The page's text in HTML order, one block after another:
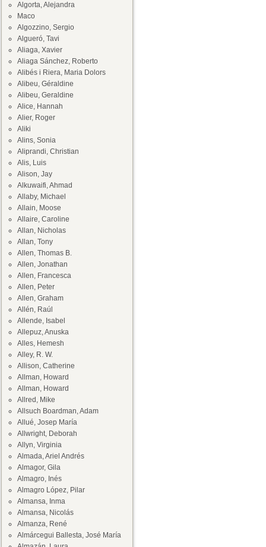
Algorta, Alejandra
Maco
Algozzino, Sergio
Algueró, Tavi
Aliaga, Xavier
Aliaga Sánchez, Roberto
Alibés i Riera, Maria Dolors
Alibeu, Géraldine
Alibeu, Geraldine
Alice, Hannah
Alier, Roger
Aliki
Alins, Sonia
Aliprandi, Christian
Alis, Luis
Alison, Jay
Alkuwaifi, Ahmad
Allaby, Michael
Allain, Moose
Allaire, Caroline
Allan, Nicholas
Allan, Tony
Allen, Thomas B.
Allen, Jonathan
Allen, Francesca
Allen, Peter
Allen, Graham
Allén, Raúl
Allende, Isabel
Allepuz, Anuska
Alles, Hemesh
Alley, R. W.
Allison, Catherine
Allman, Howard
Allman, Howard
Allred, Mike
Allsuch Boardman, Adam
Allué, Josep María
Allwright, Deborah
Allyn, Virginia
Almada, Ariel Andrés
Almagor, Gila
Almagro, Inés
Almagro López, Pilar
Almansa, Inma
Almansa, Nicolás
Almanza, René
Almárcegui Ballesta, José María